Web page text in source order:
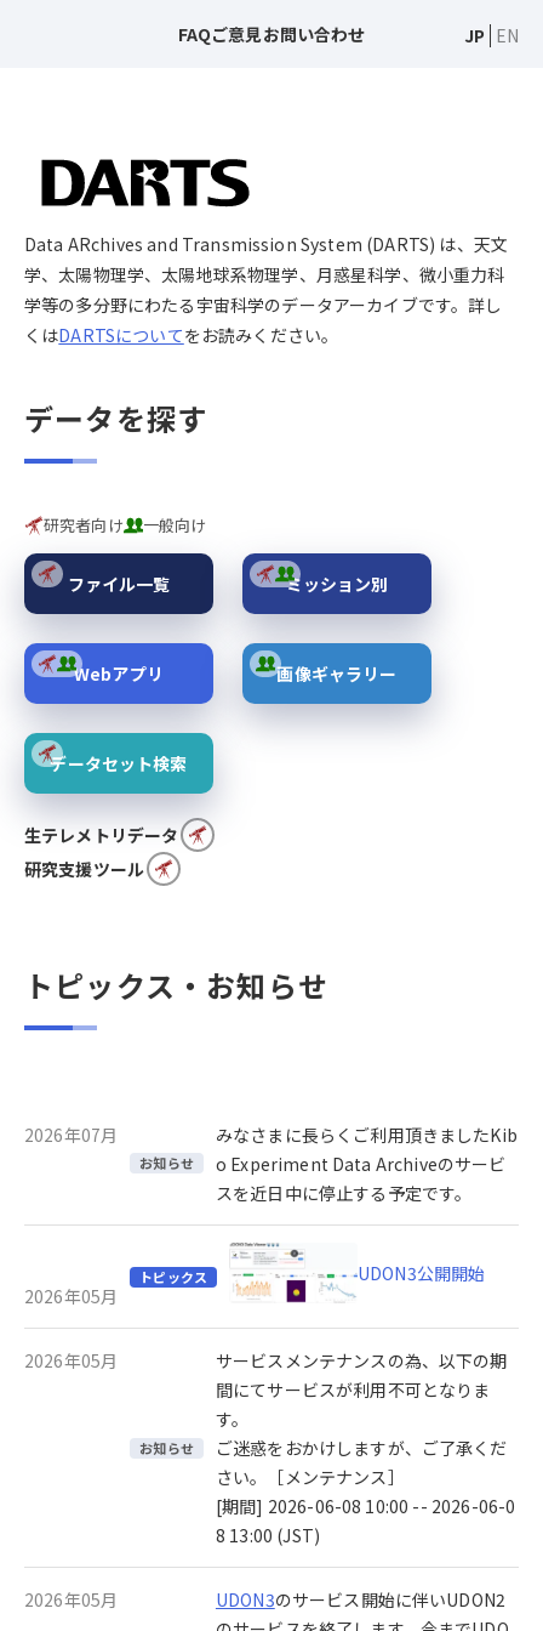
FAQご意見お問い合わせ JP EN
Data ARchives and Transmission System (DARTS) は、天文
学、太陽物理学、太陽地球系物理学、月惑星科学、微小重力科
学等の多分野にわたる宇宙科学のデータアーカイブです。詳し
くはDARTSについてをお読みください。
データを探す
研究者向け 一般向け
ファイル一覧 ミッション別
Webアプリ 画像ギャラリー
データセット検索
生テレメトリデータ
研究支援ツール
トピックス・お知らせ
2026年07月
お知らせ
みなさまに長らくご利用頂きましたKib
o Experiment Data Archiveのサービ
スを近日中に停止する予定です。
2026年05月
トピックス UDON3公開開始
2026年05月
お知らせ
サービスメンテナンスの為、以下の期
間にてサービスが利用不可となりま
す。
ご迷惑をおかけしますが、ご了承くだ
さい。［メンテナンス］
[期間] 2026-06-08 10:00 -- 2026-06-0
8 13:00 (JST)
2026年05月 UDON3のサービス開始に伴いUDON2